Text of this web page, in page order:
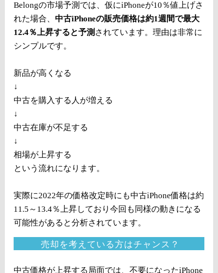
Belongの市場予測では、仮にiPhoneが10％値上げさ
れた場合、 中古iPhoneの販売価格は約1週間で最大
12.4％上昇すると予測 されています。理由は非常に
シンプルです。
新品が高くなる
↓
中古を購入する人が増える
↓
中古在庫が不足する
↓
相場が上昇する
という流れになります。
実際に2022年の価格改定時にも中古iPhone価格は約
11.5～13.4％上昇しており今回も同様の動きになる
可能性があると分析されています。
売却を考えている方はチャンス？
中古価格が上昇する局面では、不要になったiPhone